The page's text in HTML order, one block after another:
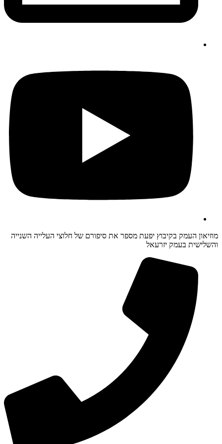
מוזיאון העמק בקיבוץ יפעת מספר את סיפורם של חלוצי העלייה השנייה
והשלישית בעמק יזרעאל